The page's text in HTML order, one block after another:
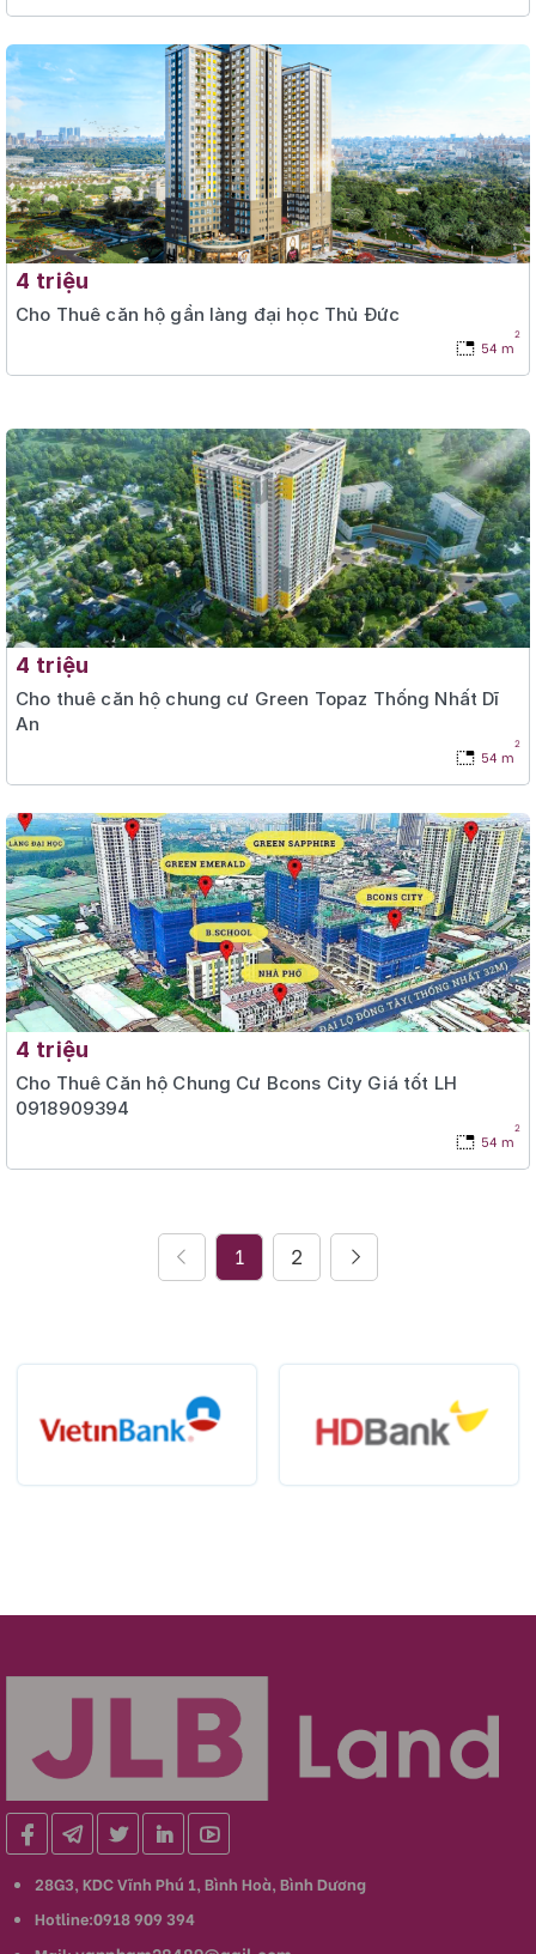
4 triệu
Cho Thuê căn hộ gần làng đại học Thủ Đức
54 m
2
4 triệu
Cho thuê căn hộ chung cư Green Topaz Thống Nhất Dĩ
An
54 m
2
4 triệu
Cho Thuê Căn hộ Chung Cư Bcons City Giá tốt LH
0918909394
54 m
2
1 2
28G3, KDC Vĩnh Phú 1, Bình Hoà, Bình Dương
Hotline:0918 909 394